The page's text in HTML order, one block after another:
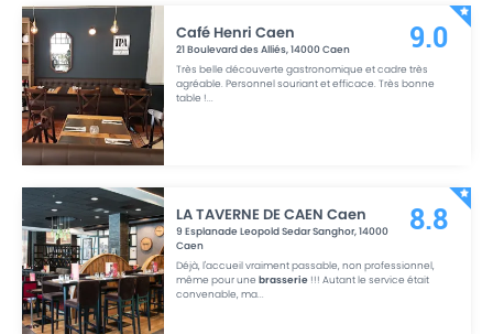
Café Henri Caen
21 Boulevard des Alliés,14000Caen
Très belle découverte gastronomique et cadre très
agréable. Personnel souriant et efficace. Très bonne
table !...
9.0
LA TAVERNE DE CAEN Caen
9 Esplanade Leopold Sedar Sanghor,14000
Caen
Déjà, l'accueil vraiment passable, non professionnel,
même pour unebrasserie !!! Autant le service était
convenable, ma...
8.8